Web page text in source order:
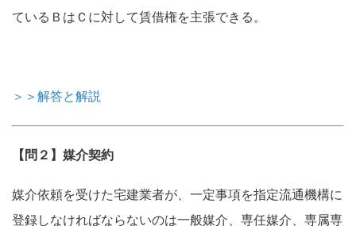
ているＢはＣに対して賃借権を主張できる。
＞＞解答と解説
【問２】媒介契約
媒介依頼を受けた宅建業者が、一定事項を指定流通機構に
登録しなければならないのは一般媒介、専任媒介、専属専